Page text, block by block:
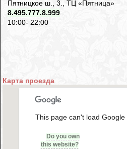
Пятницкое ш., 3., ТЦ «Пятница»
8.495.777.8.999
10:00- 22:00
Карта проезда
This page can't load Google
Do you own
this website?